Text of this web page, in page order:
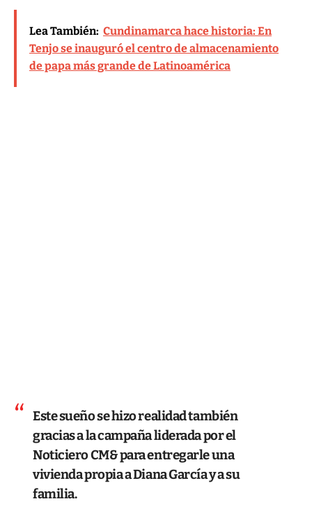
Lea También: Cundinamarca hace historia: En
Tenjo se inauguró el centro de almacenamiento
de papa más grande de Latinoamérica
Este sueño se hizo realidad también
gracias a la campaña liderada por el
Noticiero CM& para entregarle una
vivienda propia a Diana García y a su
familia.